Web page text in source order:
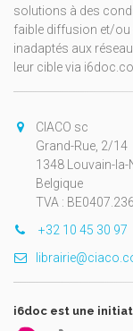
solutions à des
faible diffusion et/ou
inadaptés aux
leur cible via
CIACO sc
Grand-Rue, 2/14
1348 Louvain-la-
Belgique
TVA :
+32 10 45 30 97
i6doc est une